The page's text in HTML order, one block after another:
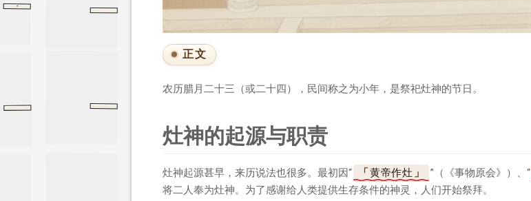
法
·
正文
农历腊月二十三（或二十四），民间称之为小年，是祭祀灶神的节日。
灶神的起源与职责
灶神起源甚早，来历说法也很多。最初因“ 黄帝作灶 ”（《事物原会》）、“
将二人奉为灶神。为了感谢给人类提供生存条件的神灵，人们开始祭拜。